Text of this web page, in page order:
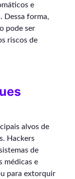
e
Dessa forma,
pode ser
riscos de
alvos de
Hackers
de
médicas e
para extorquir